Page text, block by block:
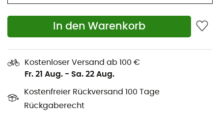
In den Warenkorb
Kostenloser Versand ab 100 €
Fr. 21 Aug. - Sa. 22 Aug.
Kostenfreier Rückversand 100 Tage
Rückgaberecht
Ablenkungskuppeln im Vorfuß- und Fersenbereich
reduzieren den Aufprall auf den Boden für
verbesserten Komfort und Federung
Flexrillen im Vorfußbereich bieten Flexibilität und
eine bessere Abstoßung
Außensohle: 100 % abriebfester und haftender
OmniGrip™ Gummi